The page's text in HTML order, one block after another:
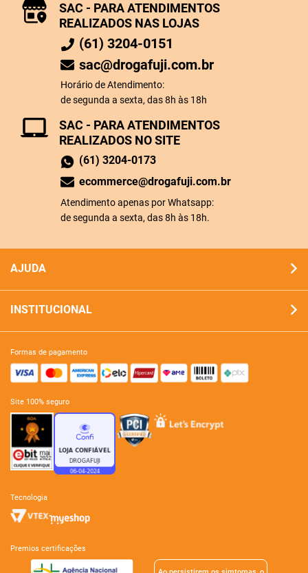
SAC - PARA ATENDIMENTOS
REALIZADOS NO SITE
(61) 3204-0173
ecommerce@drogafuji.com.br
Atendimento apenas por Whatsapp:
de segunda a sexta, das 8h às 18h.
SAC - PARA ATENDIMENTOS
REALIZADOS NAS LOJAS
(61) 3204-0151
sac@drogafuji.com.br
Horário de Atendimento:
de segunda a sexta, das 8h às 18h
AJUDA
INSTITUCIONAL
formas de pagamento
site 100% seguro
tecnologia
premios certificações